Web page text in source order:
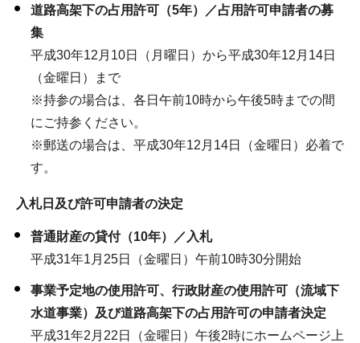
道路高架下の占用許可（5年）／占用許可申請者の募
集
平成30年12月10日（月曜日）から平成30年12月14日
（金曜日）まで
※持参の場合は、各日午前10時から午後5時までの間
にご持参ください。
※郵送の場合は、平成30年12月14日（金曜日）必着で
す。
入札日及び許可申請者の決定
普通財産の貸付（10年）／入札
平成31年1月25日（金曜日）午前10時30分開始
事業予定地の使用許可、行政財産の使用許可（流域下
水道事業）及び道路高架下の占用許可の申請者決定
平成31年2月22日（金曜日）午後2時にホームページ上